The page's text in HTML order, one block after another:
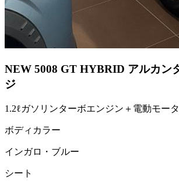
NEW 5008 GT HYBRID アルカン
ジ
1.2ℓガソリンターボエンジン＋電動モー
ボディカラー
インガロ・ブルー
シート